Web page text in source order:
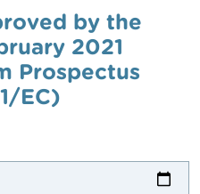
by the
2021
Prospectus
EC)